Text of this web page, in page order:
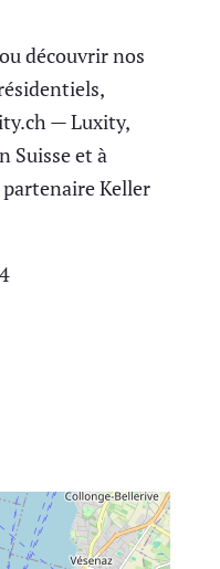
découvrir nos
— Luxity,
Suisse et à
Keller